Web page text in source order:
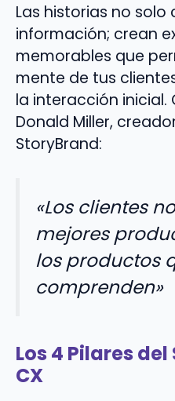
Las historias no solo
información; crean
memorables que
mente de tus
la interacción inicial.
Donald Miller,
StoryBrand:
«Los clientes
mejores
los productos
comprenden»
Los 4 Pilares
CX